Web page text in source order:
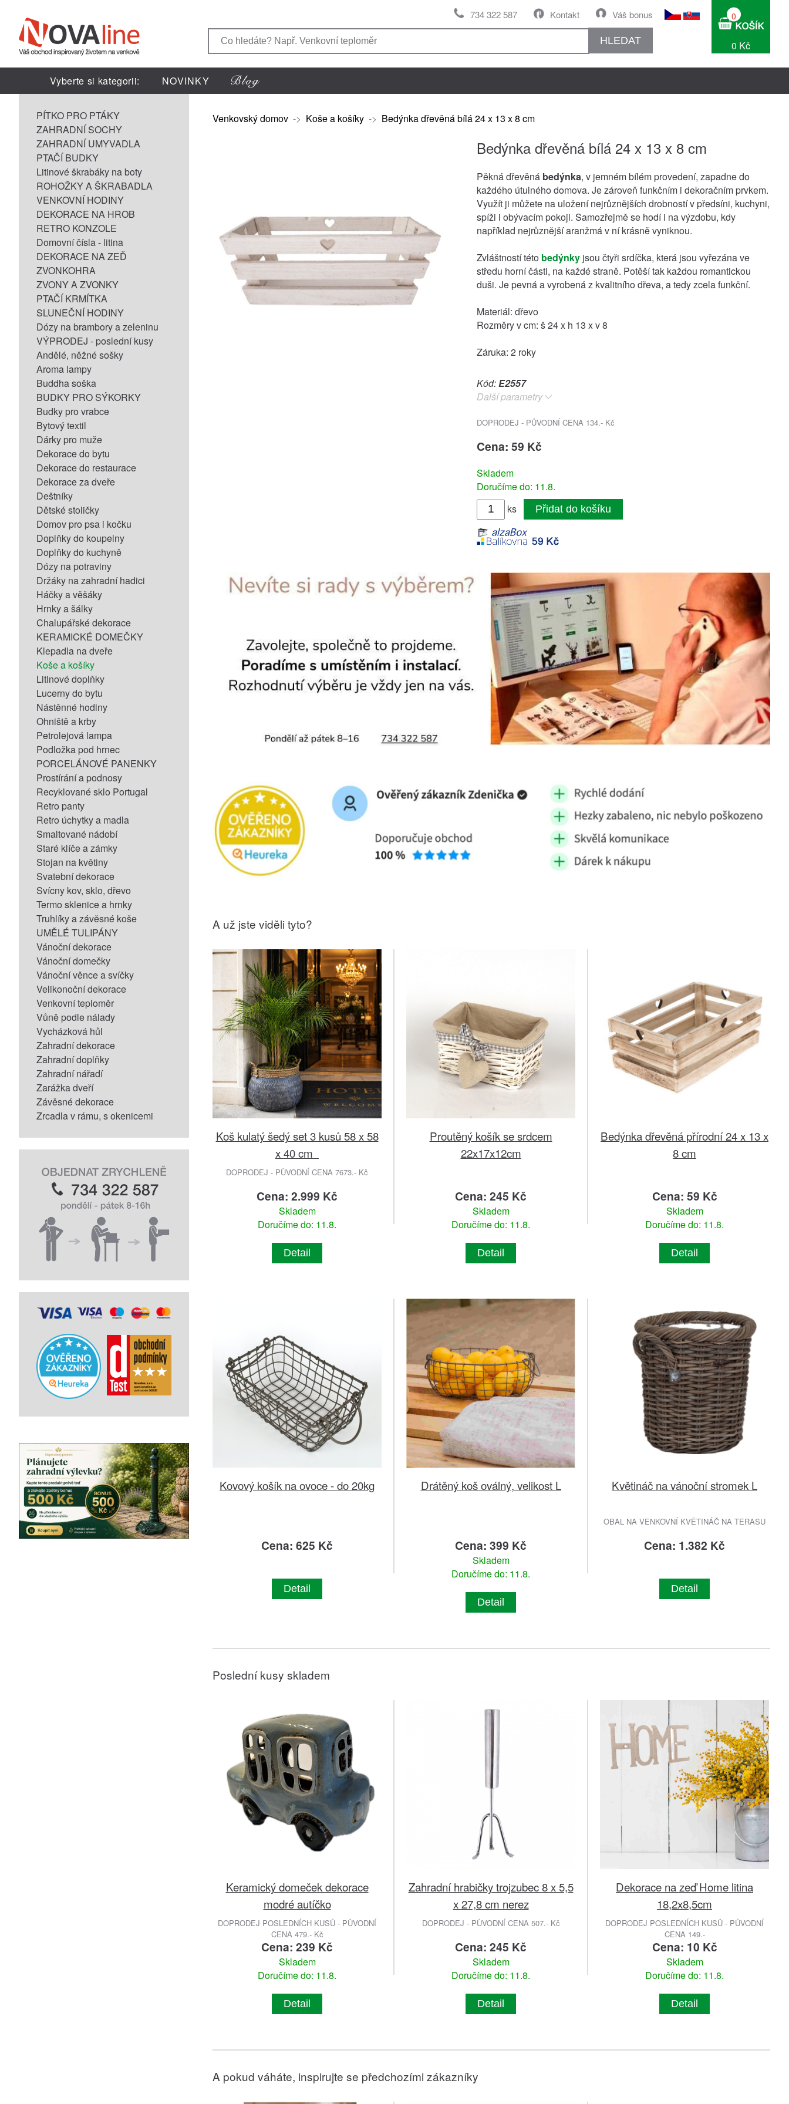
Váš bonus
Kontakt
734 322 587
HLEDAT
0
0 Kč
Vyberte si kategorii: NOVINKY
PÍTKO PRO PTÁKY
ZAHRADNÍ SOCHY
ZAHRADNÍ UMYVADLA
PTAČÍ BUDKY
Litinové škrabáky na boty
ROHOŽKY A ŠKRABADLA
VENKOVNÍ HODINY
DEKORACE NA HROB
RETRO KONZOLE
Domovní čísla - litina
DEKORACE NA ZEĎ
ZVONKOHRA
ZVONY A ZVONKY
PTAČÍ KRMÍTKA
SLUNEČNÍ HODINY
Dózy na brambory a zeleninu
VÝPRODEJ - poslední kusy
Andělé, něžné sošky
Aroma lampy
Buddha soška
BUDKY PRO SÝKORKY
Budky pro vrabce
Bytový textil
Dárky pro muže
Dekorace do bytu
Dekorace do restaurace
Dekorace za dveře
Deštníky
Dětské stoličky
Domov pro psa i kočku
Doplňky do koupelny
Doplňky do kuchyně
Dózy na potraviny
Držáky na zahradní hadici
Háčky a věšáky
Hrnky a šálky
Chalupářské dekorace
KERAMICKÉ DOMEČKY
Klepadla na dveře
Koše a košíky
Litinové doplňky
Lucerny do bytu
Nástěnné hodiny
Ohniště a krby
Petrolejová lampa
Podložka pod hrnec
PORCELÁNOVÉ PANENKY
Prostírání a podnosy
Recyklované sklo Portugal
Retro panty
Retro úchytky a madla
Smaltované nádobí
Staré klíče a zámky
Stojan na květiny
Svatební dekorace
Svícny kov, sklo, dřevo
Termo sklenice a hrnky
Truhlíky a závěsné koše
UMĚLÉ TULIPÁNY
Vánoční dekorace
Vánoční domečky
Vánoční věnce a svíčky
Velikonoční dekorace
Venkovní teploměr
Vůně podle nálady
Vycházková hůl
Zahradní dekorace
Zahradní doplňky
Zahradní nářadí
Zarážka dveří
Závěsné dekorace
Zrcadla v rámu, s okenicemi
Venkovský domov -> Koše a košíky -> Bedýnka dřevěná bílá 24 x 13 x 8 cm
Bedýnka dřevěná bílá 24 x 13 x 8 cm
Pěkná dřevěná bedýnka, v jemném bílém provedení, zapadne do
každého útulného domova. Je zároveň funkčním i dekoračním prvkem.
Využít ji můžete na uložení nejrůznějších drobností v předsíni, kuchyni,
spíži i obývacím pokoji. Samozřejmě se hodí i na výzdobu, kdy
například nejrůznější aranžmá v ní krásně vyniknou.
Zvláštností této bedýnky jsou čtyři srdíčka, která jsou vyřezána ve
středu horní části, na každé straně. Potěší tak každou romantickou
duši. Je pevná a vyrobená z kvalitního dřeva, a tedy zcela funkční.
Materiál: dřevo
Rozměry v cm: š 24 x h 13 x v 8
Záruka: 2 roky
Kód:E2557
Další parametry
DOPRODEJ - PŮVODNÍ CENA 134.- Kč
Cena: 59 Kč
Skladem
Doručíme do: 11.8.
ks
Přidat do košíku
A už jste viděli tyto?
Koš kulatý šedý set 3 kusů 58 x 58
x 40 cm
DOPRODEJ - PŮVODNÍ CENA 7673.- Kč
Cena: 2.999 Kč
Skladem
Doručíme do: 11.8.
Detail
Proutěný košík se srdcem
22x17x12cm
Cena: 245 Kč
Skladem
Doručíme do: 11.8.
Detail
Bedýnka dřevěná přírodní 24 x 13 x
8 cm
Cena: 59 Kč
Skladem
Doručíme do: 11.8.
Detail
Kovový košík na ovoce - do 20kg
Cena: 625 Kč
Detail
Drátěný koš oválný, velikost L
Cena: 399 Kč
Skladem
Doručíme do: 11.8.
Detail
Květináč na vánoční stromek L
OBAL NA VENKOVNÍ KVĚTINÁČ NA TERASU
Cena: 1.382 Kč
Detail
Poslední kusy skladem
Keramický domeček dekorace
modré autíčko
DOPRODEJ POSLEDNÍCH KUSŮ - PŮVODNÍ
CENA 479.- Kč
Cena: 239 Kč
Skladem
Doručíme do: 11.8.
Detail
Zahradní hrabičky trojzubec 8 x 5,5
x 27,8 cm nerez
DOPRODEJ - PŮVODNÍ CENA 507.- Kč
Cena: 245 Kč
Skladem
Doručíme do: 11.8.
Detail
Dekorace na zeď Home litina
18,2x8,5cm
DOPRODEJ POSLEDNÍCH KUSŮ - PŮVODNÍ
CENA 149.-
Cena: 10 Kč
Skladem
Doručíme do: 11.8.
Detail
A pokud váháte, inspirujte se předchozími zákazníky